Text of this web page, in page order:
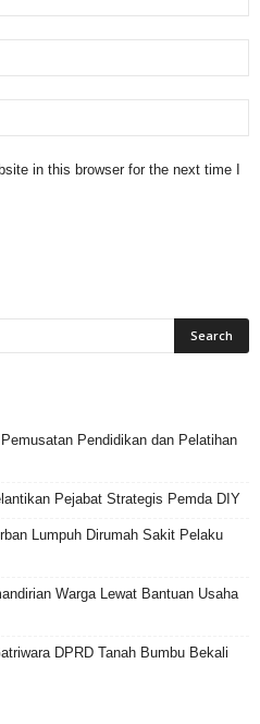
in this browser for the next time I
Pendidikan dan Pelatihan
Pejabat Strategis Pemda DIY
Lumpuh Dirumah Sakit Pelaku
Warga Lewat Bantuan Usaha
DPRD Tanah Bumbu Bekali